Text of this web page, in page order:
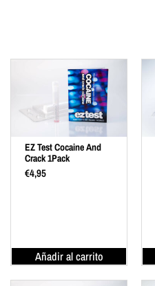
EZ Test Cocaine And
Crack 1Pack
€4,95
Añadir al carrito